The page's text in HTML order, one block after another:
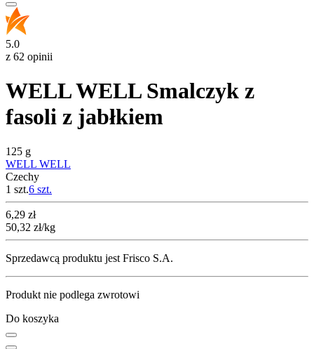
5.0
z 62 opinii
WELL WELL Smalczyk z
fasoli z jabłkiem
125 g
WELL WELL
Czechy
1 szt.6 szt.
Cena
6,29 zł
50,32 zł/kg
Sprzedawcą produktu jest Frisco S.A.
Produkt nie podlega zwrotowi
Do koszyka